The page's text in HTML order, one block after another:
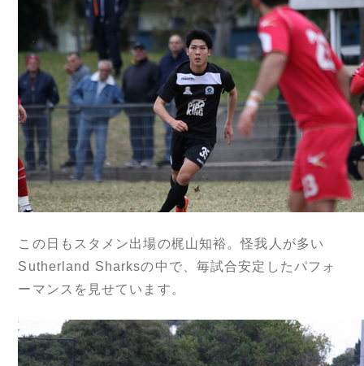
この日もスタメン出場の梶山知裕。怪我人が多い
Sutherland Sharksの中で、毎試合安定したパフォ
ーマンスを見せています。